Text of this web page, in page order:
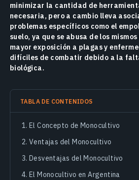
minimizar la cantidad de
necesaria, pero a cambio lleva
problemas específicos como el
suelo, ya que se abusa de los
mayor exposición a plagas y
difíciles de combatir debido a la
biológica.
TABLA DE CONTENIDOS
El Concepto de Monocultivo
Ventajas del Monocultivo
Desventajas del Monocultivo
El Monocultivo en Argentina